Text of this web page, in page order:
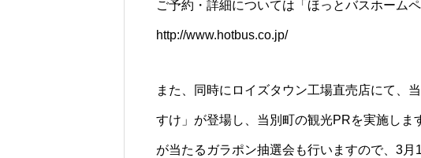
ご予約・詳細については「ほっとバスホーム
http://www.hotbus.co.jp/
また、同時にロイズタウン工場直売店にて、
すけ」が登場し、当別町の観光PRを実施しま
が当たるガラポン抽選会も行いますので、3